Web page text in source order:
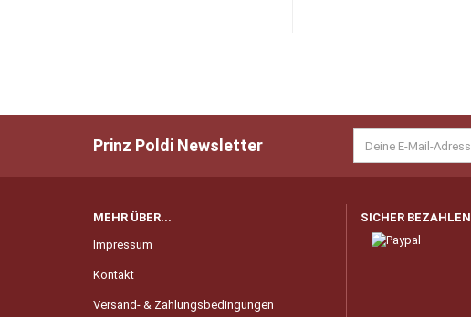
Prinz Poldi Newsletter
MEHR ÜBER...
Impressum
Kontakt
Versand- & Zahlungsbedingungen
SICHER BEZAHLEN